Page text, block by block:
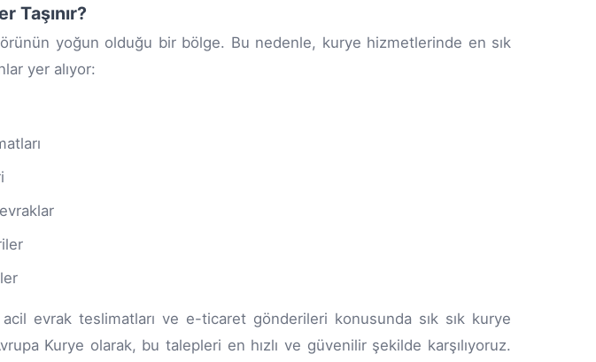
Taşınır?
yoğun olduğu bir bölge. Bu nedenle, kurye hizmetlerinde en sık
yer alıyor:
evrak teslimatları ve e-ticaret gönderileri konusunda sık sık kurye
Kurye olarak, bu talepleri en hızlı ve güvenilir şekilde karşılıyoruz.